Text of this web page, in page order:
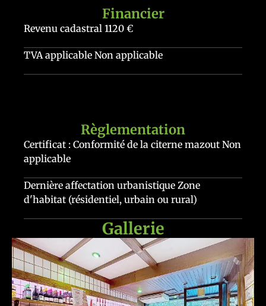
Financier
Revenu cadastral 1120 €
TVA applicable Non applicable
Règlementation
Certificat : Conformité de la citerne mazout Non
applicable
Dernière affectation urbanistique Zone
d'habitat (résidentiel, urbain ou rural)
Gallerie